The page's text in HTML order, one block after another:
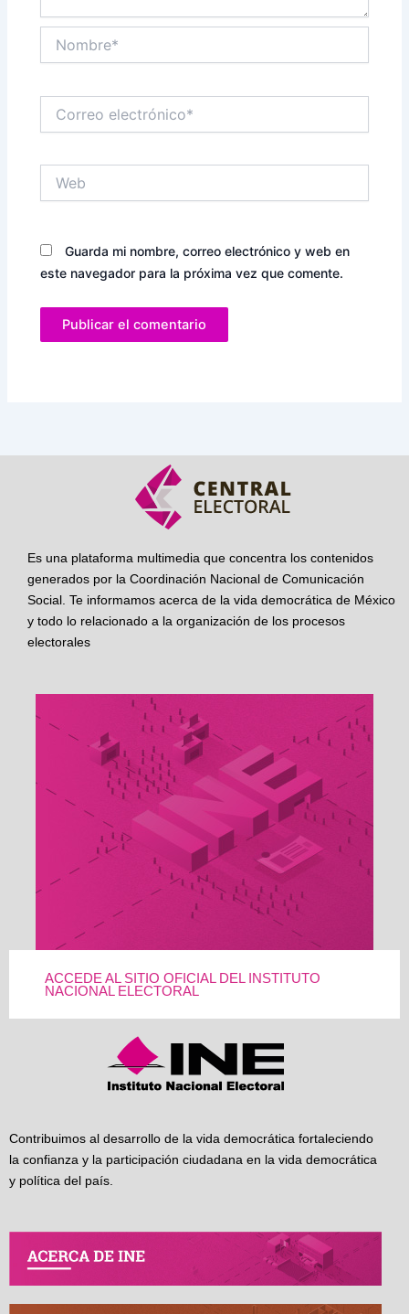
electrónico*
Guarda mi nombre, correo electrónico y web en
este navegador para la próxima vez que comente.
Es una plataforma multimedia que concentra los contenidos
generados por la Coordinación Nacional de Comunicación
Social. Te informamos acerca de la vida democrática de México
y todo lo relacionado a la organización de los procesos
electorales
ACCEDE AL SITIO OFICIAL DEL INSTITUTO
NACIONAL ELECTORAL
Contribuimos al desarrollo de la vida democrática fortaleciendo
la confianza y la participación ciudadana en la vida democrática
y política del país.